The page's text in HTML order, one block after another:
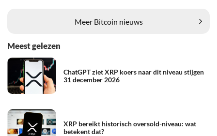
Meer Bitcoin nieuws
Meest gelezen
ChatGPT ziet XRP koers naar dit niveau stijgen
31 december 2026
XRP bereikt historisch oversold-niveau: wat
betekent dat?